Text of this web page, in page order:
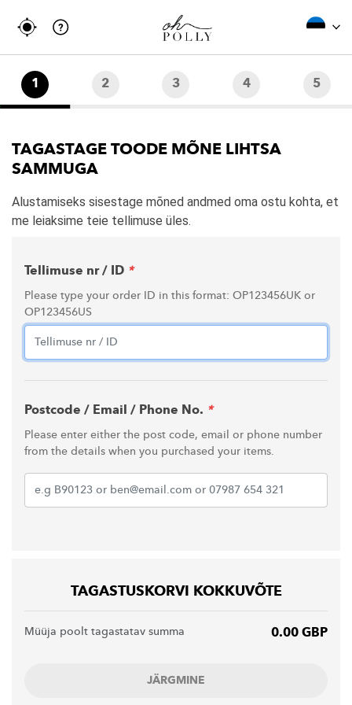
1 2 3 4 5
TAGASTAGE TOODE MÕNE LIHTSA
SAMMUGA
Alustamiseks sisestage mõned andmed oma ostu kohta, et
me leiaksime teie tellimuse üles.
Tellimuse nr / ID *
Please type your order ID in this format: OP123456UK or
OP123456US
Postcode / Email / Phone No. *
Please enter either the post code, email or phone number
from the details when you purchased your items.
TAGASTUSKORVI KOKKUVÕTE
Müüja poolt tagastatav summa 0.00 GBP
JÄRGMINE